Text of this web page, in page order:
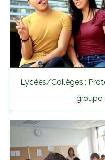
Lycées/Collèges :
groupe